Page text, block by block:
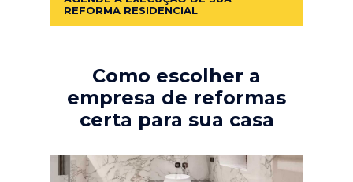
REFORMA RESIDENCIAL
Como escolher a
empresa de reformas
certa para sua casa